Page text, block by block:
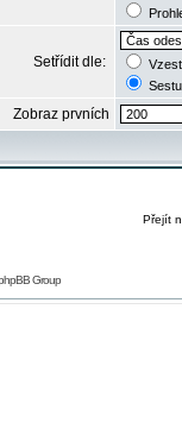
Setřídit dle:
Zobraz prvních
Přejít
Group